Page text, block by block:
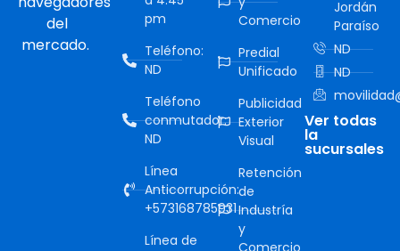
del
mercado.
pm
Teléfono:
ND
Teléfono
conmutador:
ND
Línea
Anticorrupción:
+573168785931
Línea de
Comercio
Predial
Unificado
Publicidad
Exterior
Visual
Retención
de
Industría
y
Comercio
Jordán
Paraíso
ND
ND
Ver todas
la
sucursales